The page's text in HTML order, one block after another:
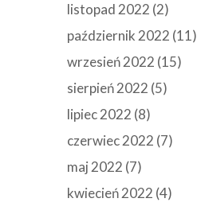
listopad 2022 (2)
październik 2022 (11)
wrzesień 2022 (15)
sierpień 2022 (5)
lipiec 2022 (8)
czerwiec 2022 (7)
maj 2022 (7)
kwiecień 2022 (4)